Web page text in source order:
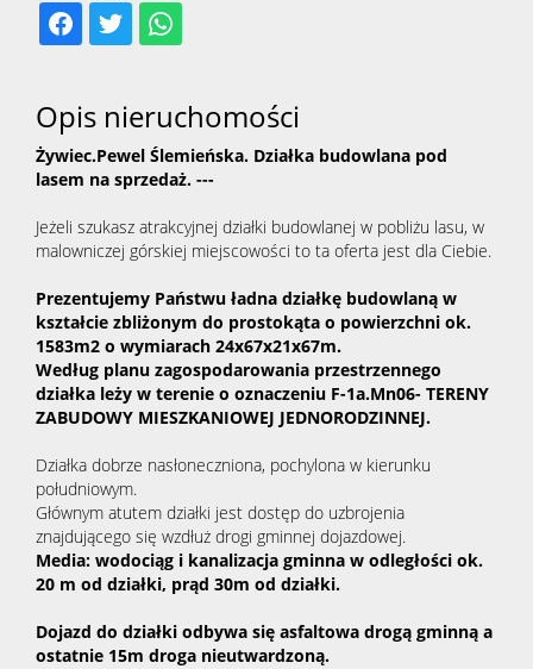
Opis nieruchomości
Żywiec.Pewel Ślemieńska. Działka budowlana pod
lasem na sprzedaż. ---
Jeżeli szukasz atrakcyjnej działki budowlanej w pobliżu lasu, w
malowniczej górskiej miejscowości to ta oferta jest dla Ciebie.
Prezentujemy Państwu ładna działkę budowlaną w
kształcie zbliżonym do prostokąta o powierzchni ok.
1583m2 o wymiarach 24x67x21x67m.
Według planu zagospodarowania przestrzennego
działka leży w terenie o oznaczeniu F-1a.Mn06- TERENY
ZABUDOWY MIESZKANIOWEJ JEDNORODZINNEJ.
Działka dobrze nasłoneczniona, pochylona w kierunku
południowym.
Głównym atutem działki jest dostęp do uzbrojenia
znajdującego się wzdłuż drogi gminnej dojazdowej.
Media: wodociąg i kanalizacja gminna w odległości ok.
20 m od działki, prąd 30m od działki.
Dojazd do działki odbywa się asfaltowa drogą gminną a
ostatnie 15m droga nieutwardzoną.